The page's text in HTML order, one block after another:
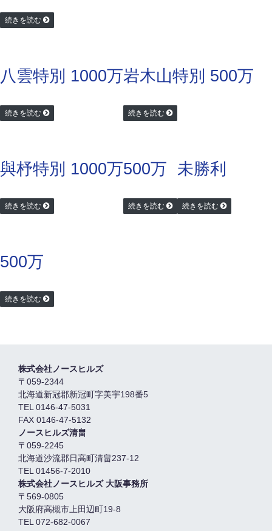
続きを読む
八雲特別 1000万
続きを読む
岩木山特別 500万
続きを読む
與杼特別 1000万
続きを読む
500万
続きを読む
未勝利
続きを読む
500万
続きを読む
株式会社ノースヒルズ
〒059-2344
北海道新冠郡新冠町字美宇198番5
TEL 0146-47-5031
FAX 0146-47-5132
ノースヒルズ清畠
〒059-2245
北海道沙流郡日高町清畠237-12
TEL 01456-7-2010
株式会社ノースヒルズ 大阪事務所
〒569-0805
大阪府高槻市上田辺町19-8
TEL 072-682-0067